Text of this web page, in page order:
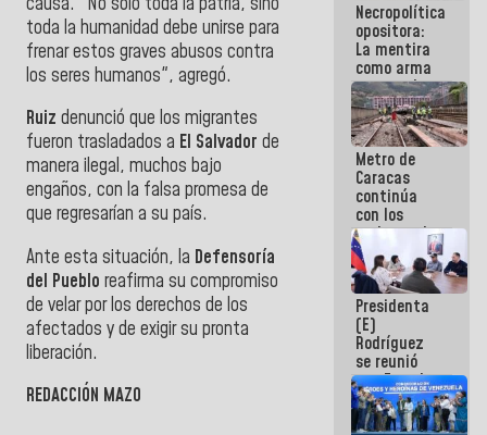
toda la humanidad debe unirse para
frenar estos graves abusos contra
los seres humanos", agregó.
Ruiz denunció que los migrantes
fueron trasladados a El Salvador de
manera ilegal, muchos bajo
engaños, con la falsa promesa de
que regresarían a su país.
Ante esta situación, la Defensoría
del Pueblo reafirma su compromiso
de velar por los derechos de los
afectados y de exigir su pronta
liberación.
REDACCIÓN MAZO
en La Guaira
Necropolítica
opositora:
La mentira
como arma
contra el
Pueblo
Metro de
Caracas
continúa
con los
trabajos de
mantenimiento
e inspección
en la Línea 2
Presidenta
(E)
Rodríguez
se reunió
con Estado
Mayor
Eléctrico